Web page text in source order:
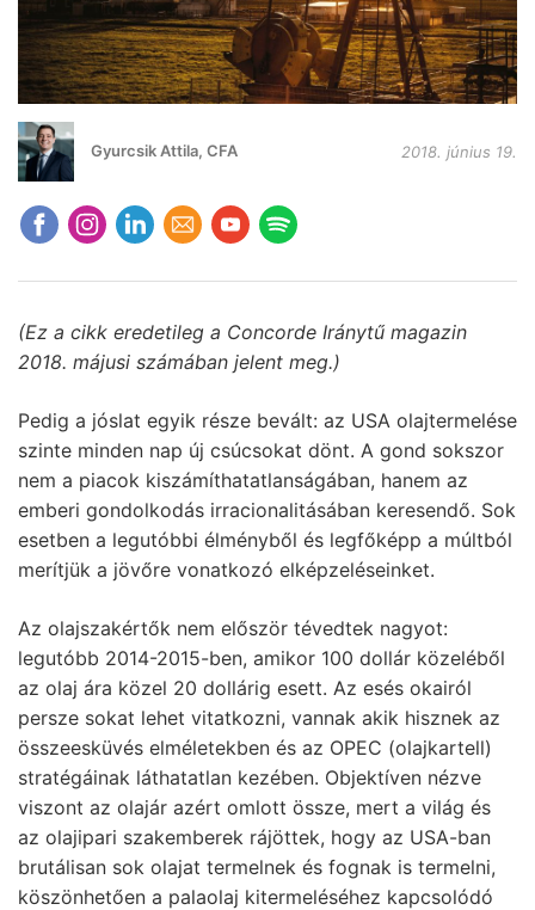
Gyurcsik Attila, CFA 2018. június 19.
(Ez a cikk eredetileg a Concorde Iránytű magazin
2018. májusi számában jelent meg.)
Pedig a jóslat egyik része bevált: az USA olajtermelése
szinte minden nap új csúcsokat dönt. A gond sokszor
nem a piacok kiszámíthatatlanságában, hanem az
emberi gondolkodás irracionalitásában keresendő. Sok
esetben a legutóbbi élményből és legfőképp a múltból
merítjük a jövőre vonatkozó elképzeléseinket.
Az olajszakértők nem először tévedtek nagyot:
legutóbb 2014-2015-ben, amikor 100 dollár közeléből
az olaj ára közel 20 dollárig esett. Az esés okairól
persze sokat lehet vitatkozni, vannak akik hisznek az
összeesküvés elméletekben és az OPEC (olajkartell)
stratégáinak láthatatlan kezében. Objektíven nézve
viszont az olajár azért omlott össze, mert a világ és
az olajipari szakemberek rájöttek, hogy az USA-ban
brutálisan sok olajat termelnek és fognak is termelni,
köszönhetően a palaolaj kitermeléséhez kapcsolódó